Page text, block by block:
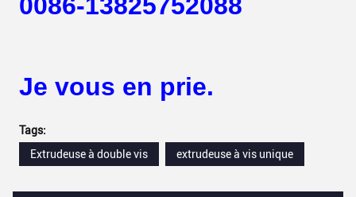
Je vous en prie.
Tags:
Extrudeuse à double vis
extrudeuse à vis unique